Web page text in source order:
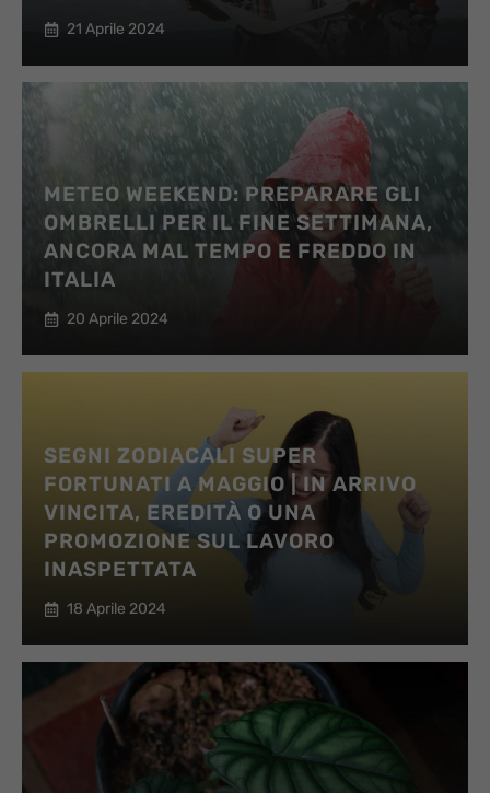
21 Aprile 2024
METEO WEEKEND: PREPARARE GLI
OMBRELLI PER IL FINE SETTIMANA,
ANCORA MAL TEMPO E FREDDO IN
ITALIA
20 Aprile 2024
SEGNI ZODIACALI SUPER
FORTUNATI A MAGGIO | IN ARRIVO
VINCITA, EREDITÀ O UNA
PROMOZIONE SUL LAVORO
INASPETTATA
18 Aprile 2024